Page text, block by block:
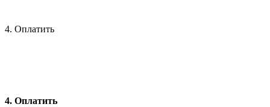
4. Оплатить
4. Оплатить